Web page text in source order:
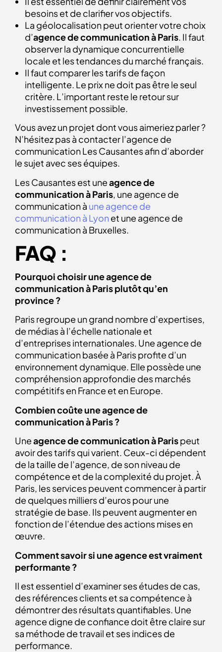
besoins et de clarifier vos objectifs.
La géolocalisation peut orienter votre choix
d’agence de communication à Paris. Il faut
observer la dynamique concurrentielle
locale et les tendances du marché français.
Il faut comparer les tarifs de façon
intelligente. Le prix ne doit pas être le seul
critère. L’important reste le retour sur
investissement possible.
Vous avez un projet dont vous aimeriez parler ?
N’hésitez pas à contacter l’agence de
communication Les Causantes afin d’aborder
le sujet avec ses équipes.
Les Causantes est uneagence de
communication à Paris, une agence de
communication à une agence de
communication à Lyon et une agence de
communication à Bruxelles.
FAQ :
Pourquoi choisir une agence de
communication à Paris plutôt qu’en
province ?
Paris regroupe un grand nombre d’expertises,
de médias à l’échelle nationale et
d’entreprises internationales. Une agence de
communication basée à Paris profite d’un
environnement dynamique. Elle possède une
compréhension approfondie des marchés
compétitifs en France et en Europe.
Combien coûte une agence de
communication à Paris ?
Uneagence de communication à Parispeut
avoir des tarifs qui varient. Ceux-ci dépendent
de la taille de l’agence, de son niveau de
compétence et de la complexité du projet. À
Paris, les services peuvent commencer à partir
de quelques milliers d’euros pour une
stratégie de base. Ils peuvent augmenter en
fonction de l’étendue des actions mises en
œuvre.
Comment savoir si une agence est vraiment
performante ?
Il est essentiel d’examiner ses études de cas,
des références clients et sa compétence à
démontrer des résultats quantifiables. Une
agence digne de confiance doit être claire sur
sa méthode de travail et ses indices de
performance.